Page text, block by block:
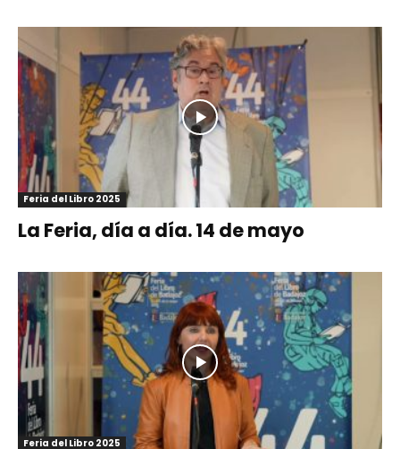
Feria del Libro 2025
La Feria, día a día. 14 de mayo
Feria del Libro 2025